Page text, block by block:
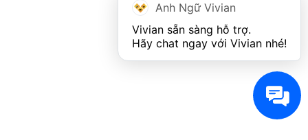
Anh Ngữ Vivian
Vivian sẵn sàng hỗ trợ.
Hãy chat ngay với Vivian nhé!